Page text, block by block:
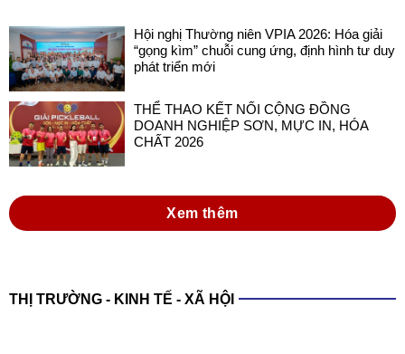
Hội nghị Thường niên VPIA 2026: Hóa giải
“gọng kìm” chuỗi cung ứng, định hình tư duy
phát triển mới
THỂ THAO KẾT NỐI CỘNG ĐỒNG
DOANH NGHIỆP SƠN, MỰC IN, HÓA
CHẤT 2026
Xem thêm
THỊ TRƯỜNG - KINH TẾ - XÃ HỘI